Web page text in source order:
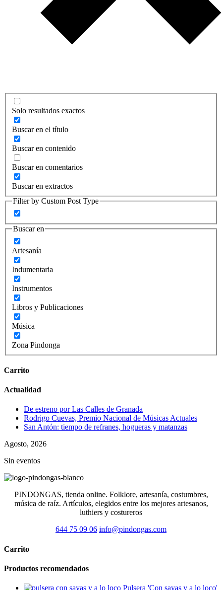
Solo resultados exactos
Buscar en el título
Buscar en contenido
Buscar en comentarios
Buscar en extractos
Filter by Custom Post Type
Buscar en
Artesanía
Indumentaria
Instrumentos
Libros y Publicaciones
Música
Zona Pindonga
Carrito
Actualidad
De estreno por Las Calles de Granada
Rodrigo Cuevas, Premio Nacional de Músicas Actuales
San Antón: tiempo de refranes, hogueras y matanzas
Agosto, 2026
Sin eventos
PINDONGAS, tienda online. Folklore, artesanía, costumbres,
música de raíz. Artículos, elegidos entre los mejores artesanos,
luthiers y costureros
644 75 09 06 info@pindongas.com
Carrito
Productos recomendados
Pulsera 'Con sayas y a lo loco'